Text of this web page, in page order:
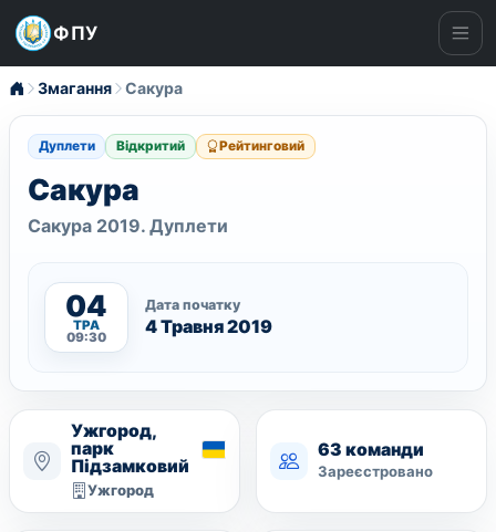
ФПУ
Змагання Сакура
Дуплети Відкритий Рейтинговий
Сакура
Сакура 2019. Дуплети
04
ТРА
09:30
Дата початку
4 Травня 2019
Ужгород,
парк
Підзамковий
Ужгород
63 команди
Зареєстровано